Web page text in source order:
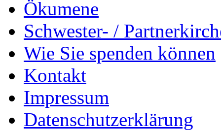
Ökumene
Schwester- /
Wie Sie spenden können
Kontakt
Impressum
Datenschutzerklärung